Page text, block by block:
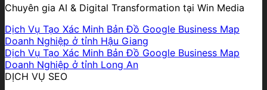
Chuyên gia AI & Digital Transformation tại Win Media
Dịch Vụ Tạo Xác Minh Bản Đồ Google Business Map
Doanh Nghiệp ở tỉnh Hậu Giang
Dịch Vụ Tạo Xác Minh Bản Đồ Google Business Map
Doanh Nghiệp ở tỉnh Long An
DỊCH VỤ SEO